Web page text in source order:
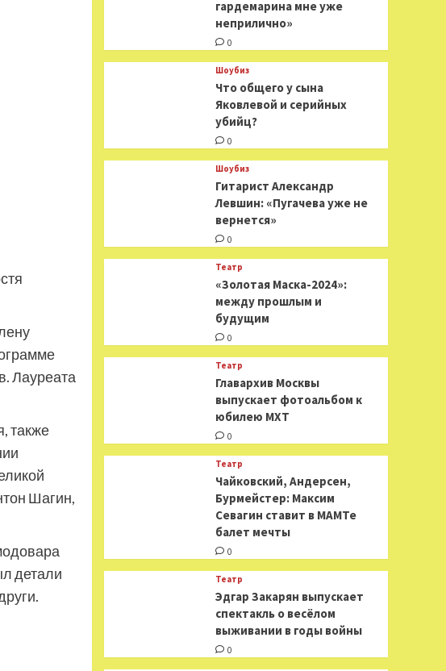
Лауреата
также
Шагин,
детали
гардемарина мне уже
неприлично»
0
Шоубиз
Что общего у сына
Яковлевой и серийных
убийц?
0
Шоубиз
Гитарист Александр
Левшин: «Пугачева уже не
вернется»
0
Театр
«Золотая Маска-2024»:
между прошлым и
будущим
0
Театр
​​Главархив Москвы
выпускает фотоальбом к
юбилею МХТ
0
Театр
​​Чайковский, Андерсен,
Бурмейстер: Максим
Севагин ставит в МАМТе
балет мечты
0
Театр
Эдгар Закарян выпускает
спектакль о весёлом
выживании в годы войны
0